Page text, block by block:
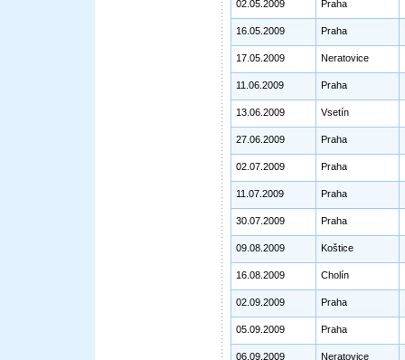
02.05.2009 Praha
16.05.2009 Praha
17.05.2009 Neratovice
11.06.2009 Praha
13.06.2009 Vsetín
27.06.2009 Praha
02.07.2009 Praha
11.07.2009 Praha
30.07.2009 Praha
09.08.2009 Koštice
16.08.2009 Cholín
02.09.2009 Praha
05.09.2009 Praha
06.09.2009 Neratovice